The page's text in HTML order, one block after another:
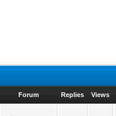
Forum Replies Views